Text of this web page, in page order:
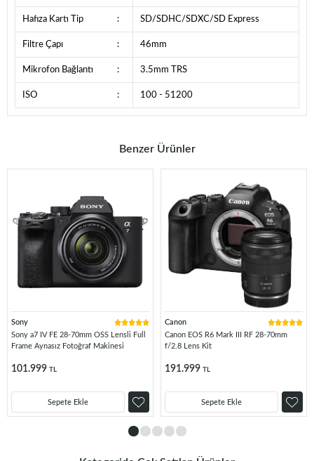
Hafıza Kartı Tip : SD/SDHC/SDXC/SD Express
Filtre Çapı : 46mm
Mikrofon Bağlantı : 3.5mm TRS
ISO : 100 - 51200
Benzer Ürünler
Sony
Sony a7 IV FE 28-70mm OSS Lensli Full
Frame Aynasız Fotoğraf Makinesi
101.999 TL
Sepete Ekle
Canon
Canon EOS R6 Mark III RF 28-70mm
f/2.8 Lens Kit
191.999 TL
Sepete Ekle